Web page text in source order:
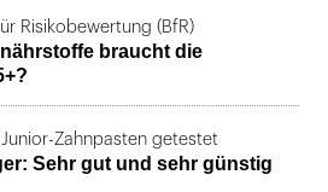
Risikobewertung (BfR)
braucht die
Zahnpasten getestet
Sehr gut und sehr günstig